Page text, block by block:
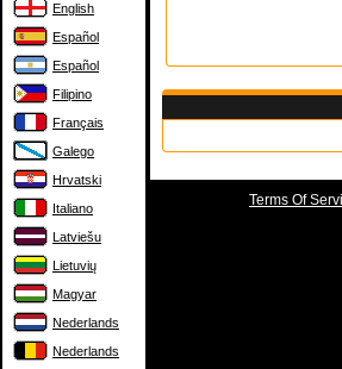
English
Español
Español
Filipino
Français
Galego
Hrvatski
Italiano
Latviešu
Lietuvių
Magyar
Nederlands
Nederlands
Terms Of